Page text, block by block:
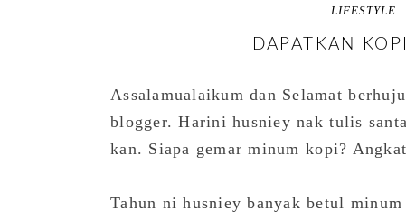
LIFESTYLE
DAPATKAN
Assalamualaikum dan Selamat
blogger. Harini husniey nak tulis
kan. Siapa gemar minum kopi?
Tahun ni husniey banyak betul